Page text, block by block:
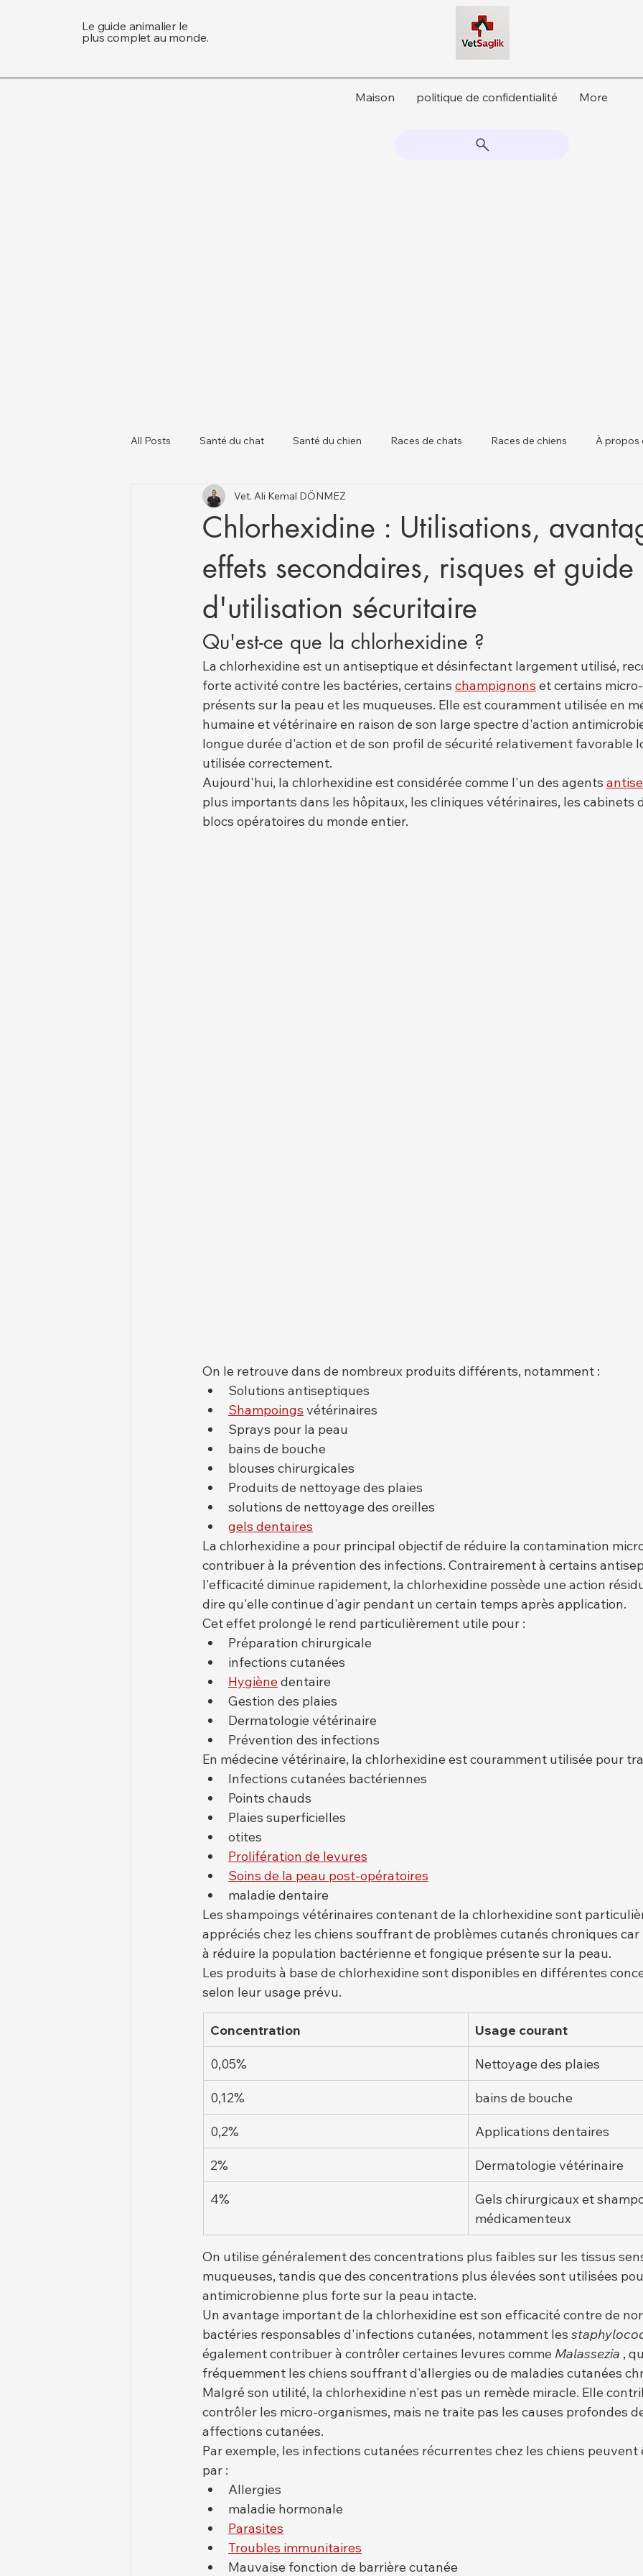
Le guide animalier le
plus complet au monde.
Maison politique de confidentialité More
All Posts Santé du chat Santé du chien Races de chats Races de chiens À propos
À propos des chiens Chats et chiens
Chlorhexidine : Utilisations,
effets secondaires, risques et guide
d'utilisation sécuritaire
Vet. Ali Kemal DÖNMEZ
Qu'est-ce que la chlorhexidine ?
La chlorhexidine est un antiseptique et désinfectant largement utilisé,
forte activité contre les bactéries, certains champignons et certains
présents sur la peau et les muqueuses. Elle est couramment utilisée en
humaine et vétérinaire en raison de son large spectre d'action
longue durée d'action et de son profil de sécurité relativement favorable
utilisée correctement.
Aujourd'hui, la chlorhexidine est considérée comme l'un des agents
plus importants dans les hôpitaux, les cliniques vétérinaires, les cabinets
blocs opératoires du monde entier.
On le retrouve dans de nombreux produits différents, notamment :
Solutions antiseptiques
Shampoings vétérinaires
Sprays pour la peau
bains de bouche
blouses chirurgicales
Produits de nettoyage des plaies
solutions de nettoyage des oreilles
gels dentaires
La chlorhexidine a pour principal objectif de réduire la contamination
contribuer à la prévention des infections. Contrairement à certains
l'efficacité diminue rapidement, la chlorhexidine possède une action
dire qu'elle continue d'agir pendant un certain temps après application.
Cet effet prolongé le rend particulièrement utile pour :
Préparation chirurgicale
infections cutanées
Hygiène dentaire
Gestion des plaies
Dermatologie vétérinaire
Prévention des infections
En médecine vétérinaire, la chlorhexidine est couramment utilisée pour
Infections cutanées bactériennes
Points chauds
Plaies superficielles
otites
Prolifération de levures
Soins de la peau post-opératoires
maladie dentaire
Les shampoings vétérinaires contenant de la chlorhexidine sont
appréciés chez les chiens souffrant de problèmes cutanés chroniques
à réduire la population bactérienne et fongique présente sur la peau.
Les produits à base de chlorhexidine sont disponibles en différentes
selon leur usage prévu.
Concentration Usage courant
0,05% Nettoyage des plaies
0,12% bains de bouche
0,2% Applications dentaires
2% Dermatologie vétérinaire
4%
Gels chirurgicaux et
médicamenteux
On utilise généralement des concentrations plus faibles sur les tissus
muqueuses, tandis que des concentrations plus élevées sont utilisées
antimicrobienne plus forte sur la peau intacte.
Un avantage important de la chlorhexidine est son efficacité contre de
bactéries responsables d'infections cutanées, notamment les
également contribuer à contrôler certaines levures comme Malassezia ,
fréquemment les chiens souffrant d'allergies ou de maladies cutanées
Malgré son utilité, la chlorhexidine n'est pas un remède miracle. Elle
contrôler les micro-organismes, mais ne traite pas les causes profondes
affections cutanées.
Par exemple, les infections cutanées récurrentes chez les chiens peuvent
par :
Allergies
maladie hormonale
Parasites
Troubles immunitaires
Mauvaise fonction de barrière cutanée